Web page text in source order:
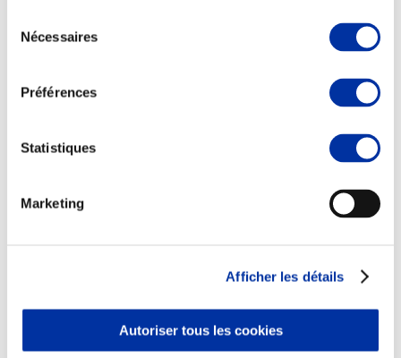
Nécessaires
Préférences
Statistiques
Marketing
Afficher les détails
Autoriser tous les cookies
Alimentation de qualité, raisonnée et durable